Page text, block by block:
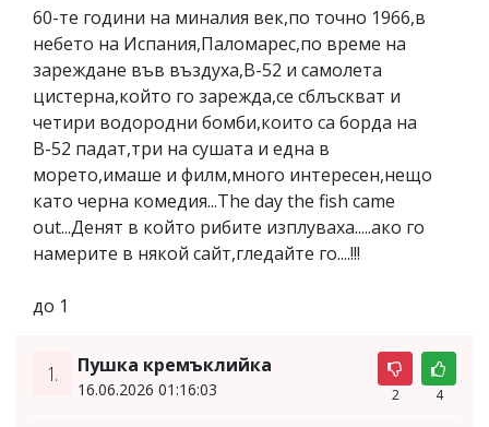
60-те години на миналия век,по точно 1966,в
небето на Испания,Паломарес,по време на
зареждане във въздуха,В-52 и самолета
цистерна,който го зарежда,се сблъскват и
четири водородни бомби,които са борда на
В-52 падат,три на сушата и една в
морето,имаше и филм,много интересен,нещо
като черна комедия...The day the fish came
out...Денят в който рибите изплуваха.....ако го
намерите в някой сайт,гледайте го....!!!
до 1
1. Пушка кремъклийка
16.06.2026 01:16:03 2 4